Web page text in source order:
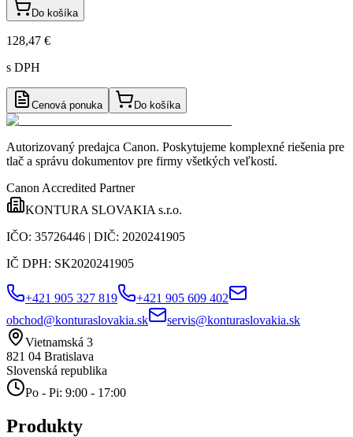
Do košíka
128,47 €
s DPH
Cenová ponuka Do košíka
Autorizovaný predajca Canon. Poskytujeme komplexné riešenia pre
tlač a správu dokumentov pre firmy všetkých veľkostí.
Canon Accredited Partner
KONTURA SLOVAKIA s.r.o.
IČO: 35726446 | DIČ: 2020241905
IČ DPH: SK2020241905
+421 905 327 819
+421 905 609 402
obchod@konturaslovakia.sk
servis@konturaslovakia.sk
Vietnamská 3
821 04 Bratislava
Slovenská republika
Po - Pi: 9:00 - 17:00
Produkty